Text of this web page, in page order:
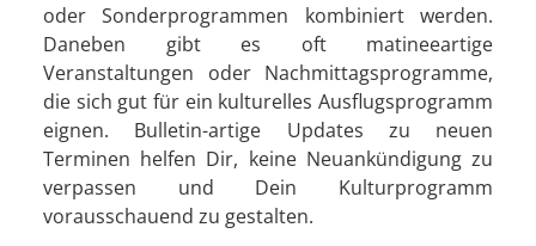
oder Sonderprogrammen kombiniert werden.
Daneben gibt es oft matineeartige
Veranstaltungen oder Nachmittagsprogramme,
die sich gut für ein kulturelles Ausflugsprogramm
eignen. Bulletin-artige Updates zu neuen
Terminen helfen Dir, keine Neuankündigung zu
verpassen und Dein Kulturprogramm
vorausschauend zu gestalten.